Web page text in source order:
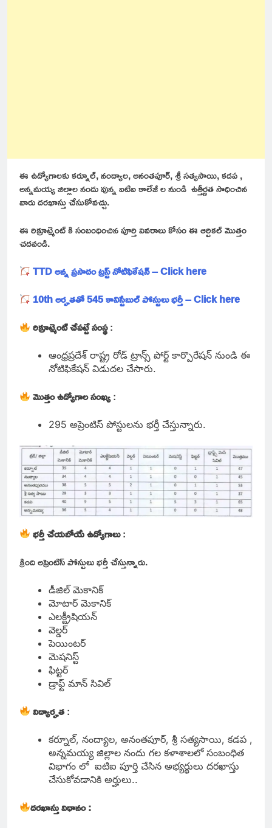
ఈ ఉద్యోగాలకు కర్నూల్, నంద్యాల, అనంతపూర్, శ్రీ సత్యసాయి, కడప ,
అన్నమయ్య జిల్లాల నందు వున్న ఐటిఐ కాలేజీ ల నుండి ఉత్తీర్ణత సాధించిన
వారు దరఖాస్తు చేసుకోవచ్చు.
ఈ రిక్రూట్మెంట్ కి సంబంధించిన పూర్తి వివరాలు కోసం ఈ ఆర్టికల్ మొత్తం
చదవండి.
TTD అన్న ప్రసాదం ట్రస్ట్ నోటిఫికేషన్ – Click here
10th అర్హతతో 545 కానిస్టేబుల్ పోస్టులు భర్తీ – Click here
రిక్రూట్మెంట్ చేపట్టే సంస్థ:
ఆంధ్రప్రదేశ్ రాష్ట్ర రోడ్ ట్రాన్స్ పోర్ట్ కార్పొరేషన్ నుండి ఈ
నోటిఫికేషన్ విడుదల చేసారు.
మొత్తం ఉద్యోగాల సంఖ్య:
295 అప్రెంటిస్ పోస్టులను భర్తీ చేస్తున్నారు.
భర్తీ చేయబోయే ఉద్యోగాలు:
క్రింది అప్రెంటిస్ పోస్టులు భర్తీ చేస్తున్నారు.
డీజిల్ మెకానిక్
మోటార్ మెకానిక్
ఎలక్ట్రీషియన్
వెల్డర్
పెయింటర్
మెషనిస్ట్
ఫిట్టర్
డ్రాఫ్ట్ మాన్ సివిల్
విద్యార్హత:
కర్నూల్, నంద్యాల, అనంతపూర్, శ్రీ సత్యసాయి, కడప ,
అన్నమయ్య జిల్లాల నందు గల కళాశాలలో సంబంధిత
విభాగం లో ఐటిఐ పూర్తి చేసిన అభ్యర్థులు దరఖాస్తు
చేసుకోవడానికి అర్హులు..
దరఖాస్తు విధానం :